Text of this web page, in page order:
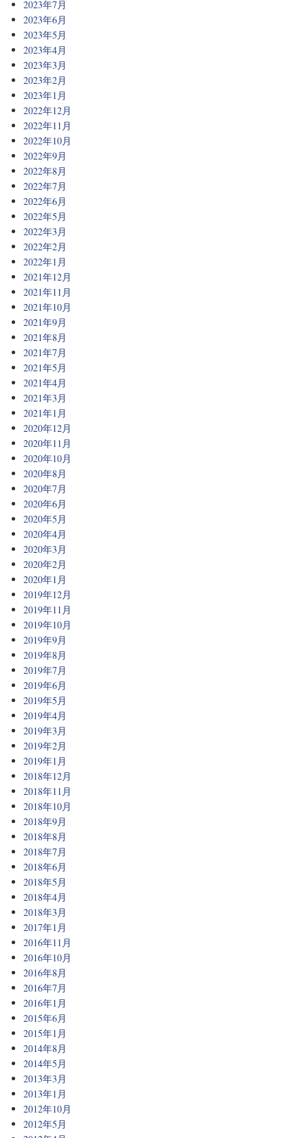
2023年7月
2023年6月
2023年5月
2023年4月
2023年3月
2023年2月
2023年1月
2022年12月
2022年11月
2022年10月
2022年9月
2022年8月
2022年7月
2022年6月
2022年5月
2022年3月
2022年2月
2022年1月
2021年12月
2021年11月
2021年10月
2021年9月
2021年8月
2021年7月
2021年5月
2021年4月
2021年3月
2021年1月
2020年12月
2020年11月
2020年10月
2020年8月
2020年7月
2020年6月
2020年5月
2020年4月
2020年3月
2020年2月
2020年1月
2019年12月
2019年11月
2019年10月
2019年9月
2019年8月
2019年7月
2019年6月
2019年5月
2019年4月
2019年3月
2019年2月
2019年1月
2018年12月
2018年11月
2018年10月
2018年9月
2018年8月
2018年7月
2018年6月
2018年5月
2018年4月
2018年3月
2017年1月
2016年11月
2016年10月
2016年8月
2016年7月
2016年1月
2015年6月
2015年1月
2014年8月
2014年5月
2013年3月
2013年1月
2012年10月
2012年5月